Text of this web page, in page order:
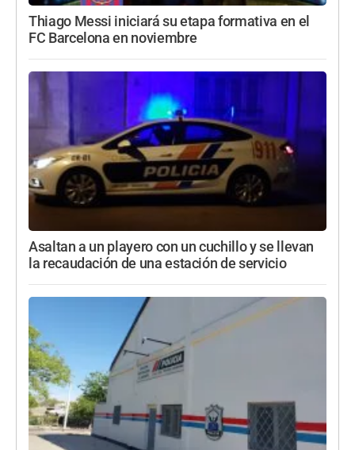
Thiago Messi iniciará su etapa formativa en el
FC Barcelona en noviembre
Asaltan a un playero con un cuchillo y se llevan
la recaudación de una estación de servicio